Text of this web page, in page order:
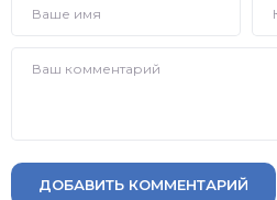
ДОБАВИТЬ КОММЕНТАРИЙ